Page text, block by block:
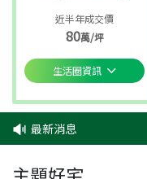
近半年成交價
80萬/坪
生活圈資訊
最新消息